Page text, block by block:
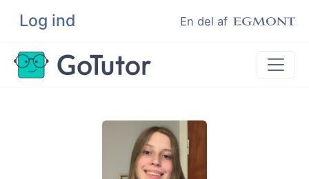
Log ind En del af
Søg
Lektiehjælp
Hjælp til ordblinde